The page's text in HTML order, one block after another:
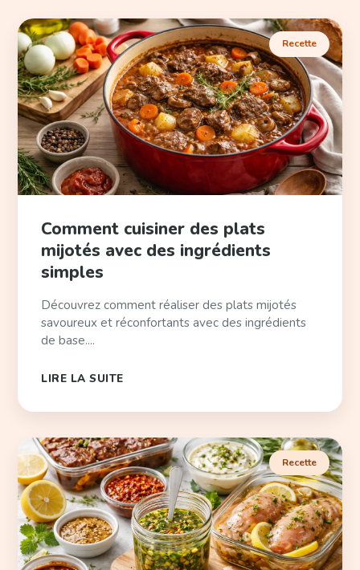
Recette
Comment cuisiner des plats
mijotés avec des ingrédients
simples
Découvrez comment réaliser des plats mijotés
savoureux et réconfortants avec des ingrédients
de base....
LIRE LA SUITE
Recette